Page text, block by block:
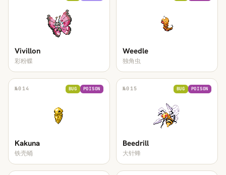
Vivillon
彩粉蝶
Weedle
独角虫
№014 BUG POISON
Kakuna
铁壳蛹
№015 BUG POISON
Beedrill
大针蜂